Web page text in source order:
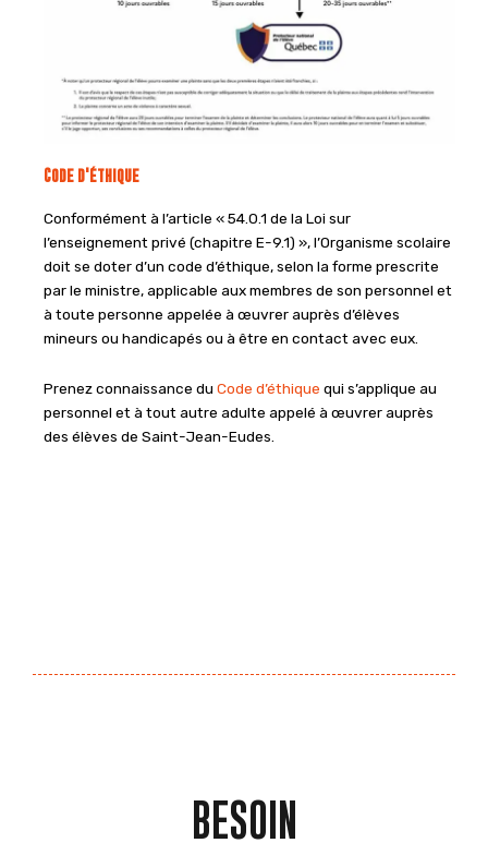
Code d'éthique
Conformément à l’article « 54.0.1 de la Loi sur
l’enseignement privé (chapitre E-9.1) », l’Organisme scolaire
doit se doter d’un code d’éthique, selon la forme prescrite
par le ministre, applicable aux membres de son personnel et
à toute personne appelée à œuvrer auprès d’élèves
mineurs ou handicapés ou à être en contact avec eux.
Prenez connaissance du Code d’éthique qui s’applique au
personnel et à tout autre adulte appelé à œuvrer auprès
des élèves de Saint-Jean-Eudes.
BESOIN